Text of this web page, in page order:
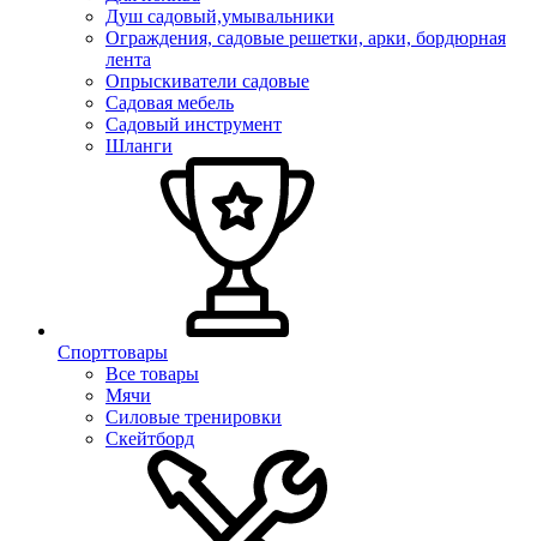
Душ садовый,умывальники
Ограждения, садовые решетки, арки, бордюрная
лента
Опрыскиватели садовые
Садовая мебель
Садовый инструмент
Шланги
Спорттовары
Все товары
Мячи
Силовые тренировки
Скейтборд